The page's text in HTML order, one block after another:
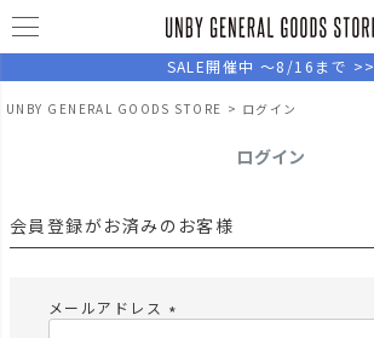
SALE開催中 ～8/16まで >>
UNBY GENERAL GOODS STORE ログイン
ログイン
会員登録がお済みのお客様
メールアドレス